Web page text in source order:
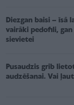
Diezgan baisi – īsā
vairāki pedofili,
sievietei
Pusaudzis grib
audzēšanai. Vai